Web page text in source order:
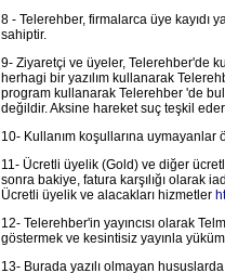
8 - Telerehber, firmalarca üye kayıdı
sahiptir.
9- Ziyaretçi ve üyeler, Telerehber'de
herhagi bir yazılım kullanarak
program kullanarak Telerehber 'de
değildir. Aksine hareket suç teşkil
10- Kullanım koşullarına uymayanlar
11- Ücretli üyelik (Gold) ve diğer
sonra bakiye, fatura karşılığı olarak
Ücretli üyelik ve alacakları hizmetler
12- Telerehber'in yayıncısı olarak
göstermek ve kesintisiz yayınla
13- Burada yazılı olmayan